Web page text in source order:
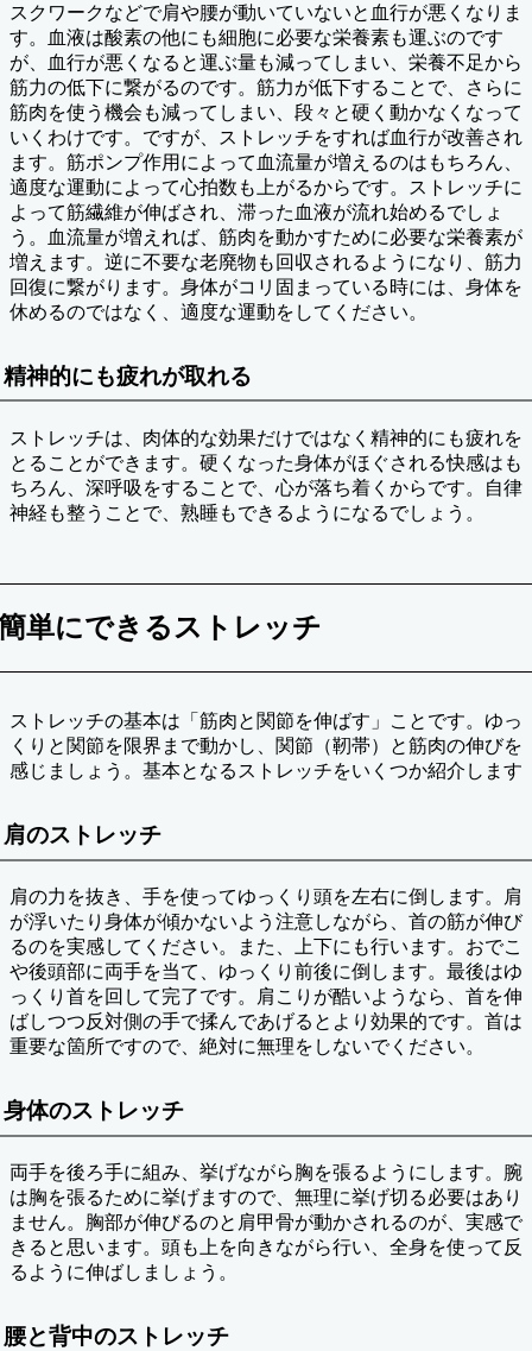
スクワークなどで肩や腰が動いていないと血行が悪くなりま
す。血液は酸素の他にも細胞に必要な栄養素も運ぶのです
が、血行が悪くなると運ぶ量も減ってしまい、栄養不足から
筋力の低下に繋がるのです。筋力が低下することで、さらに
筋肉を使う機会も減ってしまい、段々と硬く動かなくなって
いくわけです。ですが、ストレッチをすれば血行が改善され
ます。筋ポンプ作用によって血流量が増えるのはもちろん、
適度な運動によって心拍数も上がるからです。ストレッチに
よって筋繊維が伸ばされ、滞った血液が流れ始めるでしょ
う。血流量が増えれば、筋肉を動かすために必要な栄養素が
増えます。逆に不要な老廃物も回収されるようになり、筋力
回復に繋がります。身体がコリ固まっている時には、身体を
休めるのではなく、適度な運動をしてください。
精神的にも疲れが取れる
ストレッチは、肉体的な効果だけではなく精神的にも疲れを
とることができます。硬くなった身体がほぐされる快感はも
ちろん、深呼吸をすることで、心が落ち着くからです。自律
神経も整うことで、熟睡もできるようになるでしょう。
単にできるストレッチ
ストレッチの基本は「筋肉と関節を伸ばす」ことです。ゆっ
くりと関節を限界まで動かし、関節（靭帯）と筋肉の伸びを
感じましょう。基本となるストレッチをいくつか紹介します
肩のストレッチ
肩の力を抜き、手を使ってゆっくり頭を左右に倒します。肩
が浮いたり身体が傾かないよう注意しながら、首の筋が伸び
るのを実感してください。また、上下にも行います。おでこ
や後頭部に両手を当て、ゆっくり前後に倒します。最後はゆ
っくり首を回して完了です。肩こりが酷いようなら、首を伸
ばしつつ反対側の手で揉んであげるとより効果的です。首は
重要な箇所ですので、絶対に無理をしないでください。
身体のストレッチ
両手を後ろ手に組み、挙げながら胸を張るようにします。腕
は胸を張るために挙げますので、無理に挙げ切る必要はあり
ません。胸部が伸びるのと肩甲骨が動かされるのが、実感で
きると思います。頭も上を向きながら行い、全身を使って反
るように伸ばしましょう。
腰と背中のストレッチ